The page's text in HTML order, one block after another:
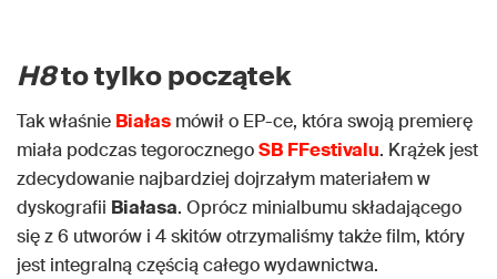
H8to tylko początek
Tak właśnie Białas mówił o EP-ce, która swoją premierę
miała podczas tegorocznegoSB FFestivalu. Krążek jest
zdecydowanie najbardziej dojrzałym materiałem w
dyskografii Białasa. Oprócz minialbumu składającego
się z 6 utworów i 4 skitów otrzymaliśmy także film, który
jest integralną częścią całego wydawnictwa.